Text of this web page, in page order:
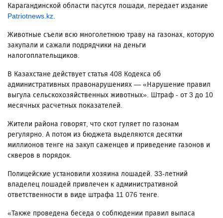
Карагандинской области пасутся лошади, передает издание
Patriotnews.kz.
Животные съели всю многолетнюю траву на газонах, которую
закупали и сажали подрядчики на деньги
налогоплательщиков.
В Казахстане действует статья 408 Кодекса об
административных правонарушениях — «Нарушение правил
выгула сельскохозяйственных животных». Штраф - от 3 до 10
месячных расчетных показателей.
Жители района говорят, что скот гуляет по газонам
регулярно. А потом из бюджета выделяются десятки
миллионов тенге на закуп саженцев и приведение газонов и
скверов в порядок.
Полицейские установили хозяина лошадей. 33-летний
владелец лошадей привлечен к административной
ответственности в виде штрафа 11 076 тенге.
«Также проведена беседа о соблюдении правил выпаса